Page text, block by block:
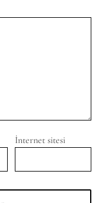
İnternet sitesi